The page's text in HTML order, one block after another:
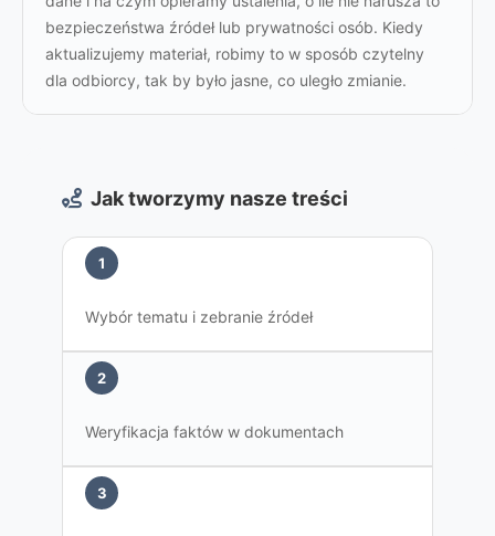
bezpieczeństwa źródeł lub prywatności osób. Kiedy
aktualizujemy materiał, robimy to w sposób czytelny
dla odbiorcy, tak by było jasne, co uległo zmianie.
Jak tworzymy nasze treści
1
Wybór tematu i zebranie źródeł
2
Weryfikacja faktów w dokumentach
3